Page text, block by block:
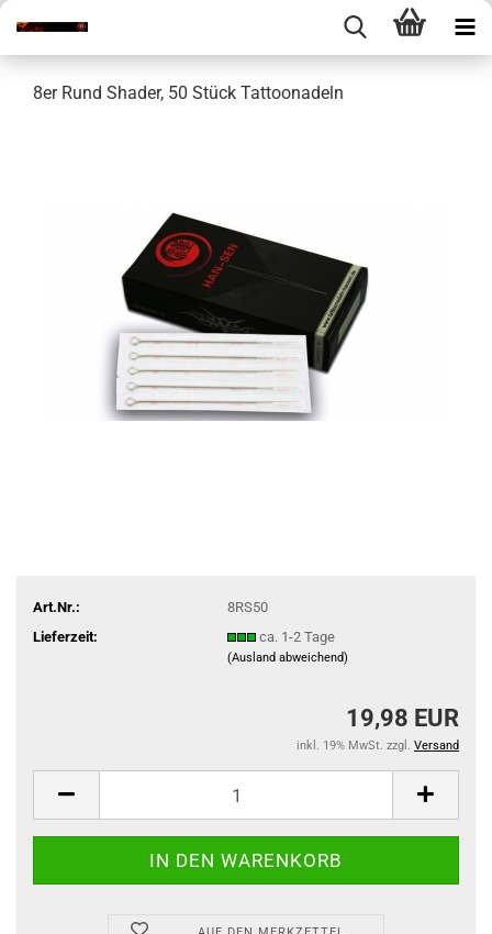
8er Rund Shader, 50 Stück Tattoonadeln
Art.Nr.:
8RS50
Lieferzeit:
ca. 1-2 Tage
(Ausland abweichend)
19,98 EUR
inkl. 19% MwSt. zzgl. Versand